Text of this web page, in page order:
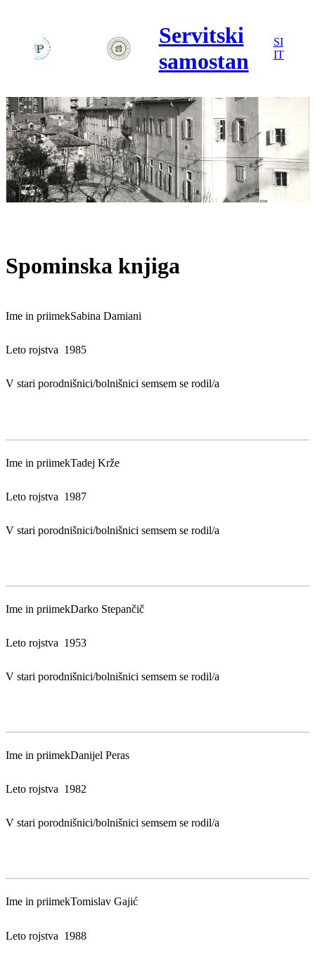
Servitski
samostan
SI
IT
Spominska knjiga
Ime in priimekSabina Damiani
Leto rojstva 1985
V stari porodnišnici/bolnišnici semsem se rodil/a
Ime in priimekTadej Krže
Leto rojstva 1987
V stari porodnišnici/bolnišnici semsem se rodil/a
Ime in priimekDarko Stepančič
Leto rojstva 1953
V stari porodnišnici/bolnišnici semsem se rodil/a
Ime in priimekDanijel Peras
Leto rojstva 1982
V stari porodnišnici/bolnišnici semsem se rodil/a
Ime in priimekTomislav Gajić
Leto rojstva 1988